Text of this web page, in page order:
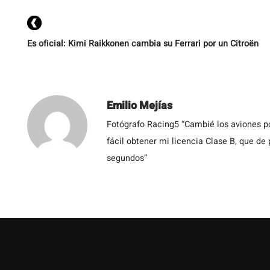
Es oficial: Kimi Raikkonen cambia su Ferrari por un Citroën
Emilio Mejías
Fotógrafo Racing5 “Cambié los aviones
fácil obtener mi licencia Clase B, que
segundos”